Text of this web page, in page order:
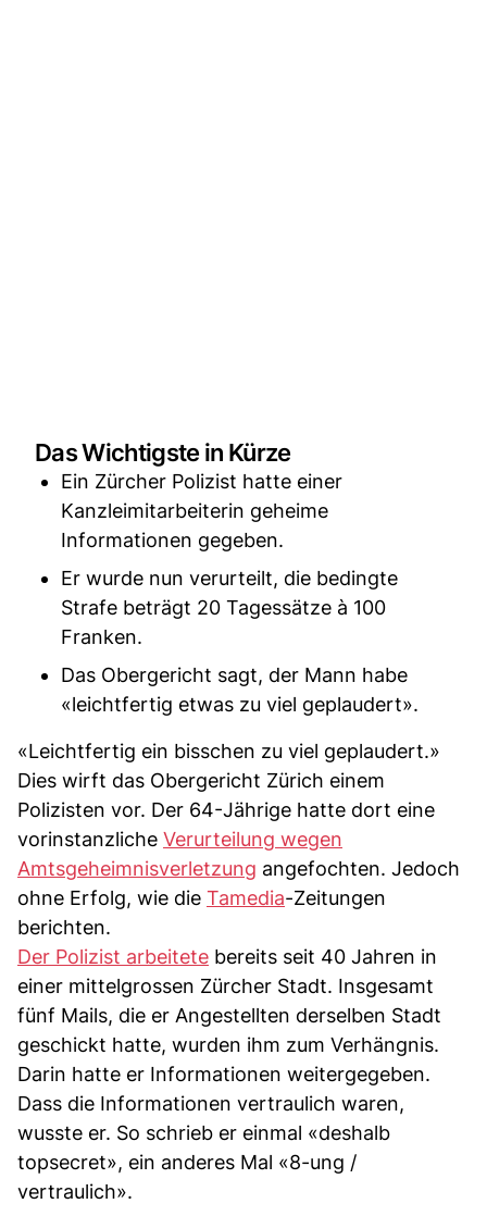
Das Wichtigste in Kürze
Ein Zürcher Polizist hatte einer
Kanzleimitarbeiterin geheime
Informationen gegeben.
Er wurde nun verurteilt, die bedingte
Strafe beträgt 20 Tagessätze à 100
Franken.
Das Obergericht sagt, der Mann habe
«leichtfertig etwas zu viel geplaudert».
«Leichtfertig ein bisschen zu viel geplaudert.»
Dies wirft das Obergericht Zürich einem
Polizisten vor. Der 64-Jährige hatte dort eine
vorinstanzliche Verurteilung wegen
Amtsgeheimnisverletzung angefochten. Jedoch
ohne Erfolg, wie die Tamedia-Zeitungen
berichten.
Der Polizist arbeitete bereits seit 40 Jahren in
einer mittelgrossen Zürcher Stadt. Insgesamt
fünf Mails, die er Angestellten derselben Stadt
geschickt hatte, wurden ihm zum Verhängnis.
Darin hatte er Informationen weitergegeben.
Dass die Informationen vertraulich waren,
wusste er. So schrieb er einmal «deshalb
topsecret», ein anderes Mal «8-ung /
vertraulich».